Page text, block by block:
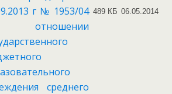
г № 1953/04
среднего
489 КБ 06.05.2014